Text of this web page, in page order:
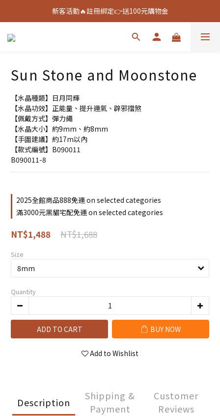
新客活動🔥註冊綁定👉送100元購物金
新客活動🔥註冊綁定👉送100元購物金
全館888免運🚚
Sun Stone and Moonstone
【水晶種類】日月同輝
【水晶功效】正能量、提升運氣、辟邪擋煞
【佩戴方式】彈力繩
【水晶大小】約9mm、約8mm
【手圍建議】約17m以內
【款式編號】B090011
B090011-8
2025全館商品888免運 on selected categories
滿3000元黑貓宅配免運 on selected categories
NT$1,688
NT$1,488
Size
Quantity
ADD TO CART BUY NOW
Add to Wishlist
Description
Shipping &
Payment
Customer
Reviews